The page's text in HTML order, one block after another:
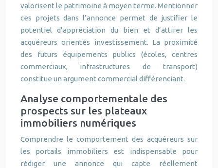
valorisent le patrimoine à moyen terme. Mentionner
ces projets dans l’annonce permet de justifier le
potentiel d’appréciation du bien et d’attirer les
acquéreurs orientés investissement. La proximité
des futurs équipements publics (écoles, centres
commerciaux, infrastructures de transport)
constitue un argument commercial différenciant.
Analyse comportementale des
prospects sur les plateaux
immobiliers numériques
Comprendre le comportement des acquéreurs sur
les portails immobiliers est indispensable pour
rédiger une annonce qui capte réellement